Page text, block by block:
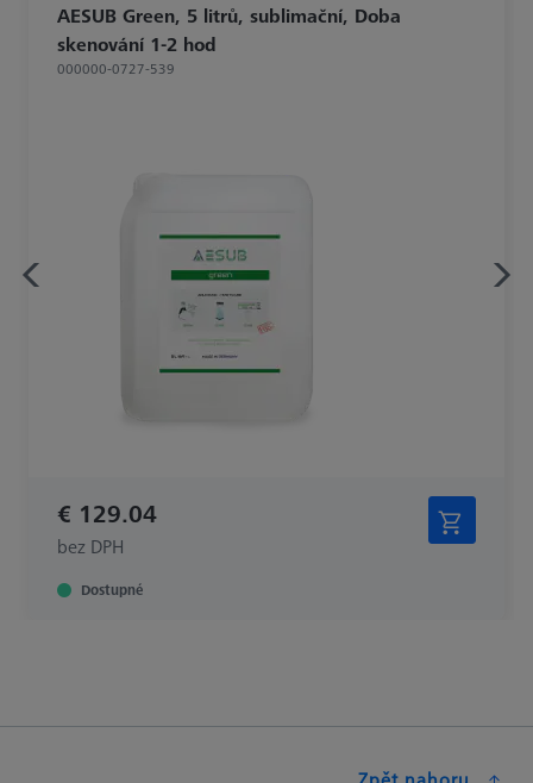
AESUB Green, 5 litrů, sublimační, Doba
skenování 1-2 hod
000000-0727-539
€ 129.04
bez DPH
Dostupné